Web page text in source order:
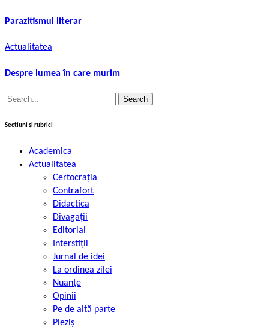
Parazitismul literar
Actualitatea
Despre lumea în care murim
Search
Secțiuni și rubrici
Academica
Actualitatea
Certocrația
Contrafort
Didactica
Divagații
Editorial
Interstiții
Jurnal de idei
La ordinea zilei
Nuanțe
Opinii
Pe de altă parte
Pieziș